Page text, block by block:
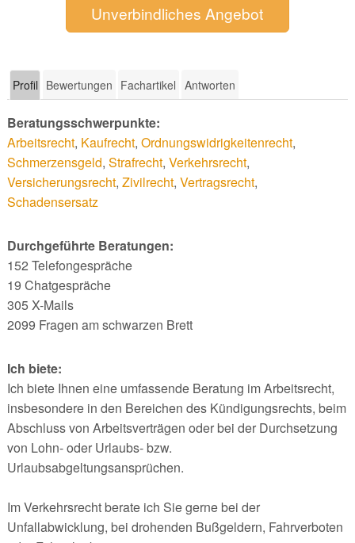
Unverbindliches Angebot
Profil Bewertungen Fachartikel Antworten
Beratungsschwerpunkte:
Arbeitsrecht, Kaufrecht, Ordnungswidrigkeitenrecht,
Schmerzensgeld, Strafrecht, Verkehrsrecht,
Versicherungsrecht, Zivilrecht, Vertragsrecht,
Schadensersatz
Durchgeführte Beratungen:
152 Telefongespräche
19 Chatgespräche
305 X-Mails
2099 Fragen am schwarzen Brett
Ich biete:
Ich biete Ihnen eine umfassende Beratung im Arbeitsrecht,
insbesondere in den Bereichen des Kündigungsrechts, beim
Abschluss von Arbeitsverträgen oder bei der Durchsetzung
von Lohn- oder Urlaubs- bzw.
Urlaubsabgeltungsansprüchen.
Im Verkehrsrecht berate ich Sie gerne bei der
Unfallabwicklung, bei drohenden Bußgeldern, Fahrverboten